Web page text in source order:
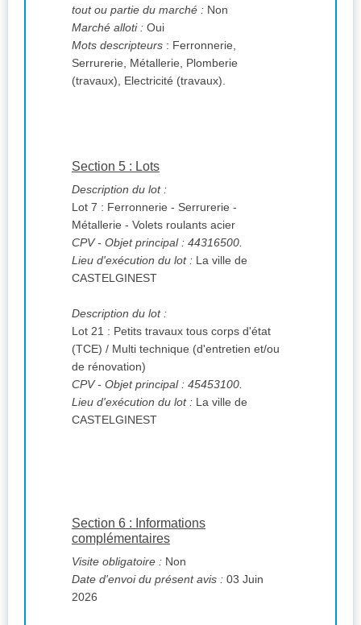
tout ou partie du marché : Non
Marché alloti : Oui
Mots descripteurs : Ferronnerie,
Serrurerie, Métallerie, Plomberie
(travaux), Electricité (travaux).
Section 5 : Lots
Description du lot :
Lot 7 : Ferronnerie - Serrurerie -
Métallerie - Volets roulants acier
CPV- Objet principal : 44316500.
Lieu d'exécution du lot : La ville de
CASTELGINEST
Description du lot :
Lot 21 : Petits travaux tous corps d'état
(TCE) / Multi technique (d'entretien et/ou
de rénovation)
CPV- Objet principal : 45453100.
Lieu d'exécution du lot : La ville de
CASTELGINEST
Section 6 : Informations
complémentaires
Visite obligatoire : Non
Date d'envoi du présent avis : 03 Juin
2026